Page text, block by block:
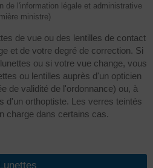
de l'information légale et administrative
ministre)
de vue ou des lentilles de contact
et de votre degré de correction. Si
ou si votre vue change, vous
ou lentilles auprès d'un opticien
de validité de l'ordonnance) ou, à
d'un orthoptiste. Les verres teintés
charge dans certains cas.